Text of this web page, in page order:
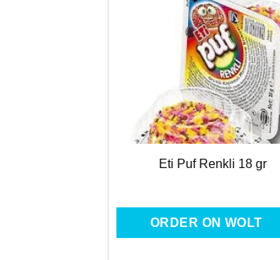
Eti Puf Renkli 18 gr
ORDER ON WOLT